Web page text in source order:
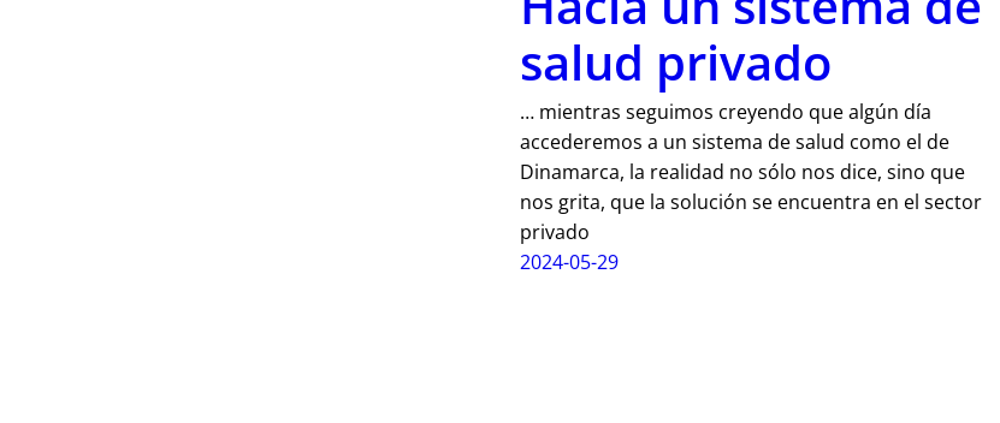
salud privado
… mientras seguimos creyendo que algún día
accederemos a un sistema de salud como el de
Dinamarca, la realidad no sólo nos dice, sino que
nos grita, que la solución se encuentra en el sector
privado
2024-05-29